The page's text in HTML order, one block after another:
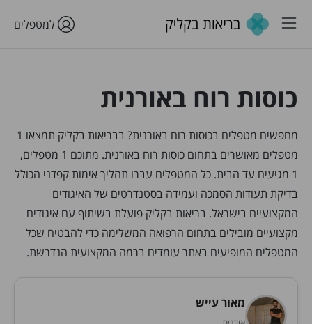
למטפלים
כוסות רוח באורנית
מחפשים מטפלים בכוסות רוח באורנית? בבריאות בקליק תמצאו 1
מטפלים מאושרים בתחום כוסות רוח באורנית. מתוכם 1 מטפלים,
1 מגיעים עד הבית. כל המטפלים עברו תהליך אימות קפדני הכולל
בדיקת תעודות הסמכה ועמידה בסטנדרטים של האיגודים
המקצועיים בישראל. בריאות בקליק פועלת בשיתוף עם איגודים
מקצועיים מובילים בתחום הרפואה המשלימה כדי להבטיח שכל
המטפלים המופיעים באתר עומדים ברמה המקצועית הנדרשת.
מאור עייש